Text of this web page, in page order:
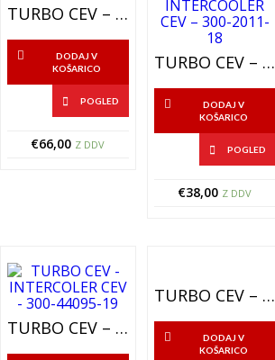
TURBO CEV – INTERCOOLER CEV -301-2010-20
DODAJ V
KOŠARICO
POGLED
€66,00 Z DDV
TURBO CEV – INTERCOOLER CEV – 300-2011-18
DODAJ V
KOŠARICO
POGLED
€38,00 Z DDV
TURBO CEV – INTERCOLER CEV – 300-44095-19
TURBO CEV – INTERCOOLER CEV – 300-44509-22
DODAJ V
KOŠARICO